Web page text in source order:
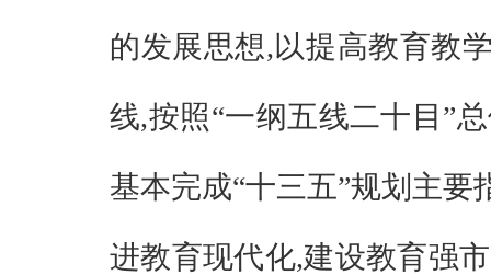
的发展思想,以提高教育教
线,按照“一纲五线二十目 ”
基本完成“十三五”规划主要
进教育现代化,建设教育强市